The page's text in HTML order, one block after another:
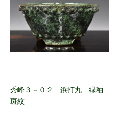
秀峰３－０２ 鋲打丸 緑釉
斑紋